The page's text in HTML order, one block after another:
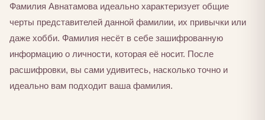
Фамилия Авнатамова идеально характеризует общие
черты представителей данной фамилии, их привычки или
даже хобби. Фамилия несёт в себе зашифрованную
информацию о личности, которая её носит. После
расшифровки, вы сами удивитесь, насколько точно и
идеально вам подходит ваша фамилия.